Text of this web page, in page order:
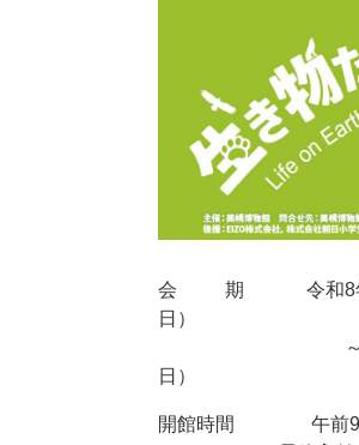
会 期 令和8年3
日）
～11月23
日）
開館時間 午前9時